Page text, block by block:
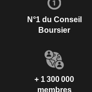
N°1 du Conseil
Boursier
+ 1 300 000
membres